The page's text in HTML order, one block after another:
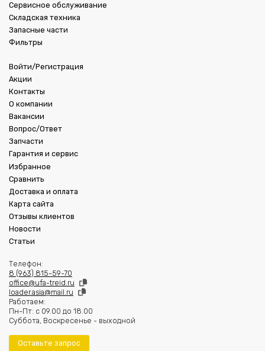
Сервисное обслуживание
Складская техника
Запасные части
Фильтры
Войти/Регистрация
Акции
Контакты
О компании
Вакансии
Вопрос/Ответ
Запчасти
Гарантия и сервис
Избранное
Сравнить
Доставка и оплата
Карта сайта
Отзывы клиентов
Новости
Статьи
Телефон:
8 (963) 815-59-70
office@ufa-treid.ru
loader.asia@mail.ru
Работаем:
Пн-Пт: с 09.00 до 18.00
Суббота, Воскресенье - выходной
Оставьте запрос